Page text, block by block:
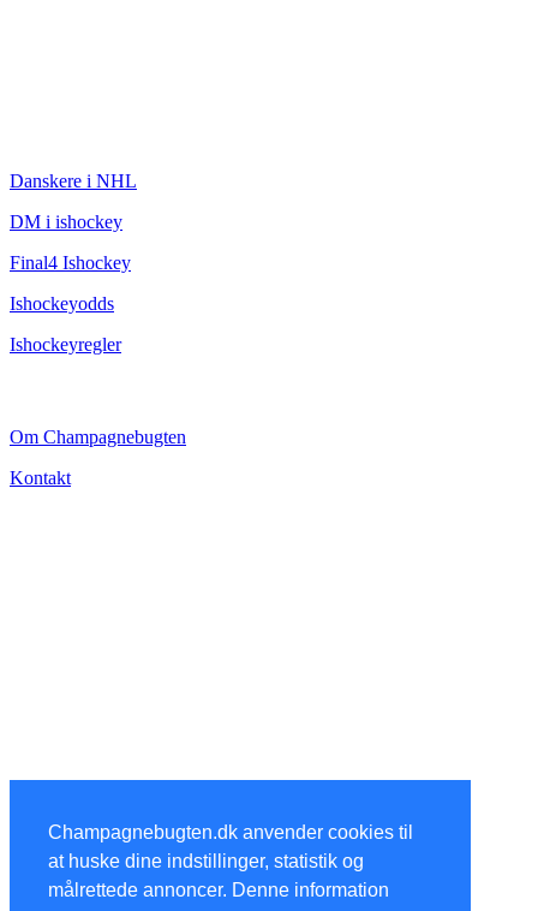
Champagnebugten.dk anvender cookies til
at huske dine indstillinger, statistik og
målrettede annoncer. Denne information
Danskere i NHL
DM i ishockey
Final4 Ishockey
Ishockeyodds
Ishockeyregler
Om Champagnebugten
Kontakt